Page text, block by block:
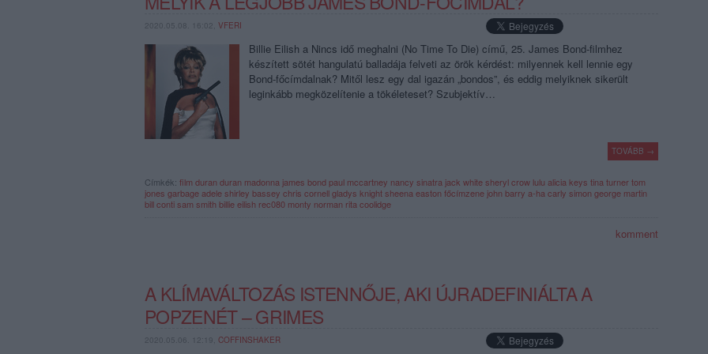
2020.05.08. 16:02, VFERI
Billie Eilish a Nincs idő meghalni (No Time To Die) című, 25. James Bond-filmhez
készített sötét hangulatú balladája felveti az örök kérdést: milyennek kell lennie egy
Bond-főcímdalnak? Mitől lesz egy dal igazán „bondos”, és eddig melyiknek sikerült
leginkább megközelítenie a tökéleteset? Szubjektív…
TOVÁBB →
Címkék: film duran duran madonna james bond paul mccartney nancy sinatra jack whitesheryl crow lulu alicia keys tina turnertom
jones garbageadeleshirley bassey chris cornellgladys knightsheena easton főcímzene john barry a-ha carly simon george martin
bill contisam smith billie eilish rec080 monty norman rita coolidge
komment
A KLÍMAVÁLTOZÁS ISTENNŐJE, AKI ÚJRADEFINIÁLTA A
POPZENÉT – GRIMES
2020.05.06. 12:19, COFFINSHAKER